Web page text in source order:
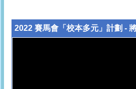
2022 賽馬會「校本多元」計劃 -